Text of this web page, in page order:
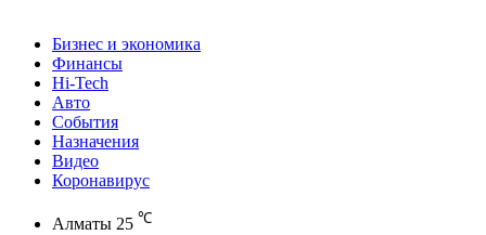
Бизнес и экономика
Финансы
Hi-Tech
Авто
События
Назначения
Видео
Коронавирус
Алматы 25 ℃